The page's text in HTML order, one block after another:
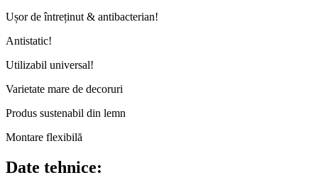
Ușor de întreținut & antibacterian!
Antistatic!
Utilizabil universal!
Varietate mare de decoruri
Produs sustenabil din lemn
Montare flexibilă
Date tehnice: